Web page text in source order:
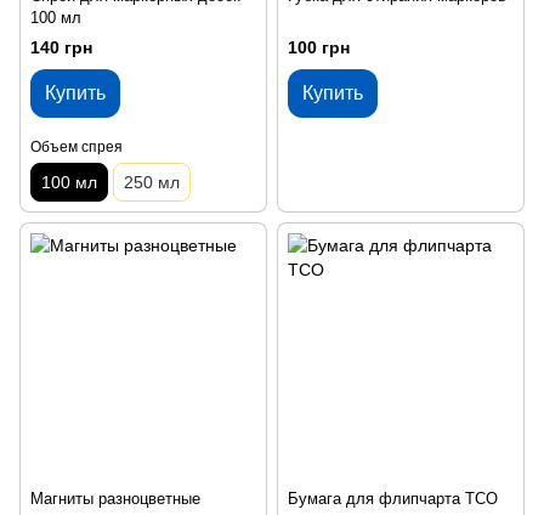
100 мл
140 грн
Купить
Объем спрея
100 мл 250 мл
100 грн
Купить
Магниты разноцветные Бумага для флипчарта ТСО